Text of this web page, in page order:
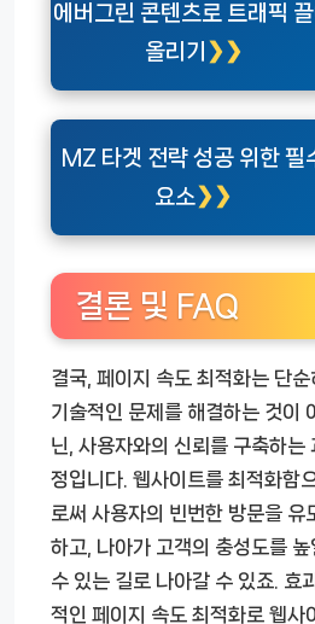
에버그린 콘텐츠로 트래픽 끌
올리기
MZ 타겟 전략 성공 위한 필
요소
결론 및 FAQ
결국, 페이지 속도 최적화는 단순
기술적인 문제를 해결하는 것이
닌, 사용자와의 신뢰를 구축하는
정입니다. 웹사이트를 최적화함
로써 사용자의 빈번한 방문을 유
하고, 나아가 고객의 충성도를 높
수 있는 길로 나아갈 수 있죠. 효
적인 페이지 속도 최적화로 웹사이